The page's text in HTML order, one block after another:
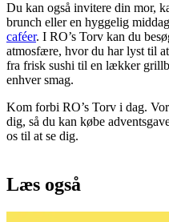
Du kan også invitere din mor,
brunch eller en hyggelig
caféer. I RO’s Torv kan du
atmosfære, hvor du har lyst til
fra frisk sushi til en lækker
enhver smag.
Kom forbi RO’s Torv i dag.
dig, så du kan købe
os til at se dig.
Læs også